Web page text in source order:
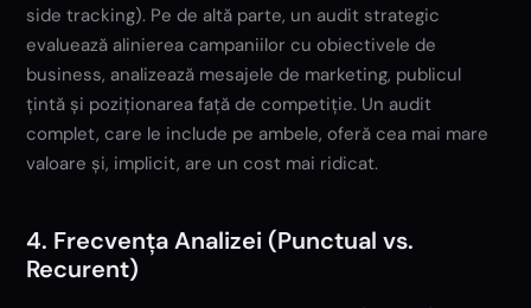
side tracking). Pe de altă parte, un audit strategic
evaluează alinierea campaniilor cu obiectivele de
business, analizează mesajele de marketing, publicul
țintă și poziționarea față de competiție. Un audit
complet, care le include pe ambele, oferă cea mai mare
valoare și, implicit, are un cost mai ridicat.
4. Frecvența Analizei (Punctual vs.
Recurent)